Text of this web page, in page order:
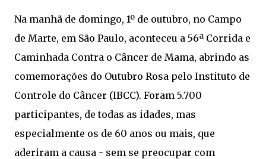
Na manhã de domingo, 1º de outubro, no Campo
de Marte, em São Paulo, aconteceu a 56ª Corrida e
Caminhada Contra o Câncer de Mama, abrindo as
comemorações do Outubro Rosa pelo Instituto de
Controle do Câncer (IBCC). Foram 5.700
participantes, de todas as idades, mas
especialmente os de 60 anos ou mais, que
aderiram a causa - sem se preocupar com